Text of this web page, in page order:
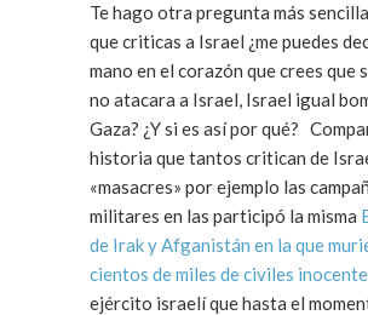
Te hago otra pregunta más
que criticas a Israel ¿me puedes
mano en el corazón que crees que
no atacara a Israel, Israel igual
Gaza? ¿Y si es así por qué?
historia que tantos critican de
«masacres» por ejemplo las
militares en las participó la misma
de Irak y Afganistán en la que
cientos de miles de civiles
ejército israelí que hasta el